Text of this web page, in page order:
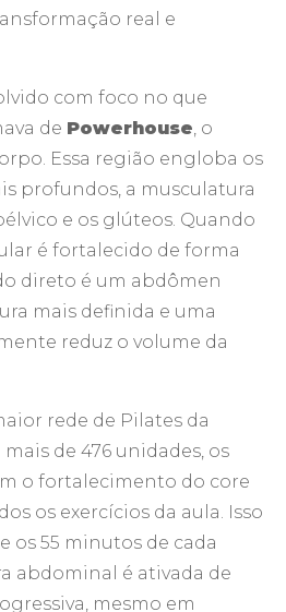
real e
com foco no que
de Powerhouse, o
Essa região engloba os
profundos, a musculatura
e os glúteos. Quando
é fortalecido de forma
direto é um abdômen
mais definida e uma
reduz o volume da
rede de Pilates da
de 476 unidades, os
o fortalecimento do core
os exercícios da aula. Isso
os 55 minutos de cada
abdominal é ativada de
mesmo em